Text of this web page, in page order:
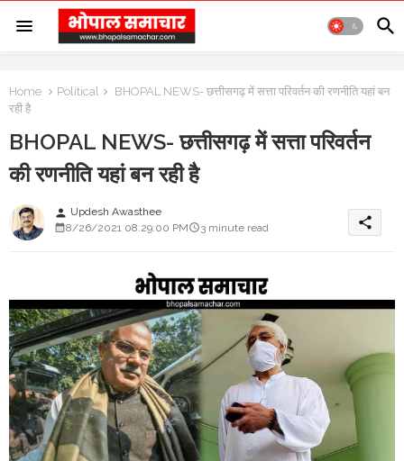
Home Political
BHOPAL NEWS- छत्तीसगढ़ में सत्ता परिवर्तन की रणनीति यहां बन
रही है
BHOPAL NEWS- छत्तीसगढ़ में सत्ता परिवर्तन
की रणनीति यहां बन रही है
person Updesh Awasthee
8/26/2021 08:29:00 PM
3 minute read share